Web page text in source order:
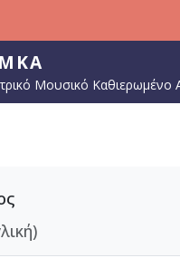
Μουσικό Καθιερωμένο